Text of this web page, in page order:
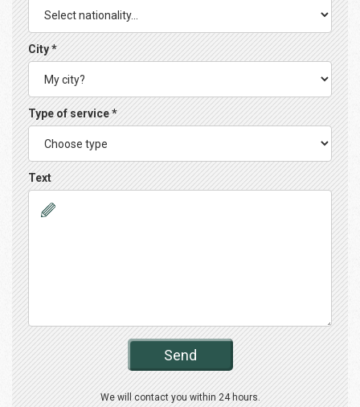
City *
Type of service *
Text
Send
We will contact you within 24 hours.